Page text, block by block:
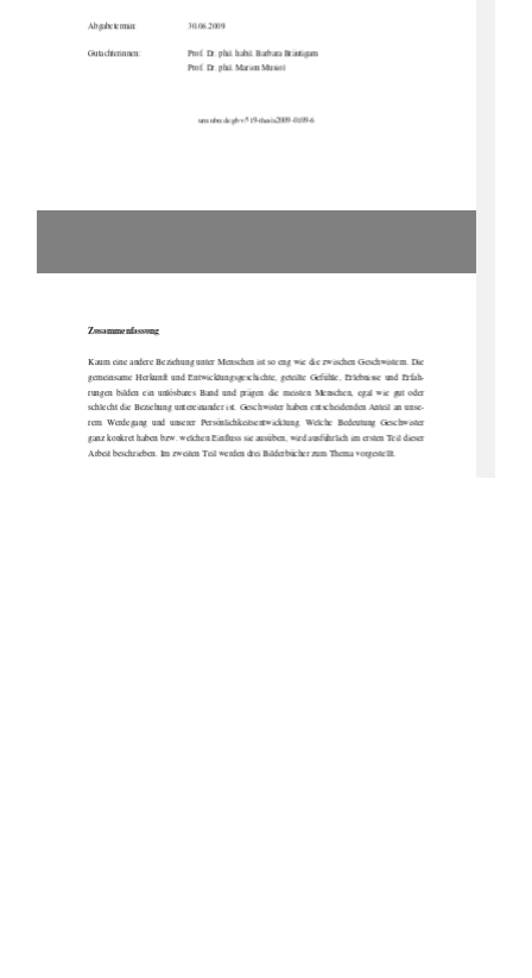
Abgabetermin: 30.06.2009
Gutachterinnen: Prof. Dr. phil. habil. Barbara Bräutigam
Prof. Dr. phil. Marion Musiol
urn:nbn:de:gbv:519-thesis2009-0109-6
Zusammenfassung
Kaum eine andere Beziehung unter Menschen ist so eng wie die zwischen Geschwistern. Die
gemeinsame  Herkunft  und  Entwicklungsgeschichte,  geteilte  Gefühle,
  Erlebnisse  und  Erfah-
rungen  bilden  ein  unlösbares  Band  und  prägen die  meisten  Menschen,  egal  wie  gut  oder
schlecht die Beziehung untereinander ist. Geschwister haben entscheidenden Anteil an unse-
rem  Werdegang  und  unserer  Persönlichkeitsen twicklung.  Welche  Bedeutung  Geschwister
ganz konkret haben bzw. welchen Einfluss sie ausüben, wird ausführlich im ersten Teil dieser
Arbeit beschrieben. Im zweiten Teil werden drei Bilderbücher zum Thema vorgestellt.